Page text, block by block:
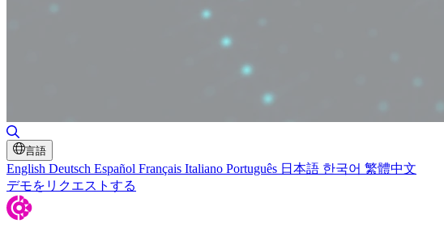
言語
English Deutsch Español Français Italiano Português 日本語 한국어 繁體中文
デモをリクエストする